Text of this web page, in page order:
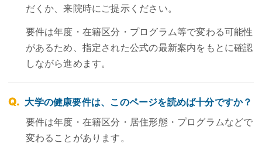
だくか、来院時にご提示ください。
要件は年度・在籍区分・プログラム等で変わる可能性
があるため、指定された公式の最新案内をもとに確認
しながら進めます。
大学の健康要件は、このページを読めば十分ですか？
要件は年度・在籍区分・居住形態・プログラムなどで
変わることがあります。